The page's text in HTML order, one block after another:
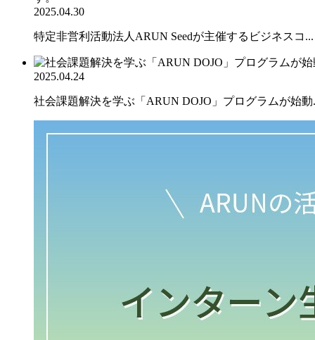
2025.04.30
特定非営利活動法人ARUN Seedが主催するビジネスコ...
2025.04.24
社会課題解決を学ぶ「ARUN DOJO」プログラムが始動